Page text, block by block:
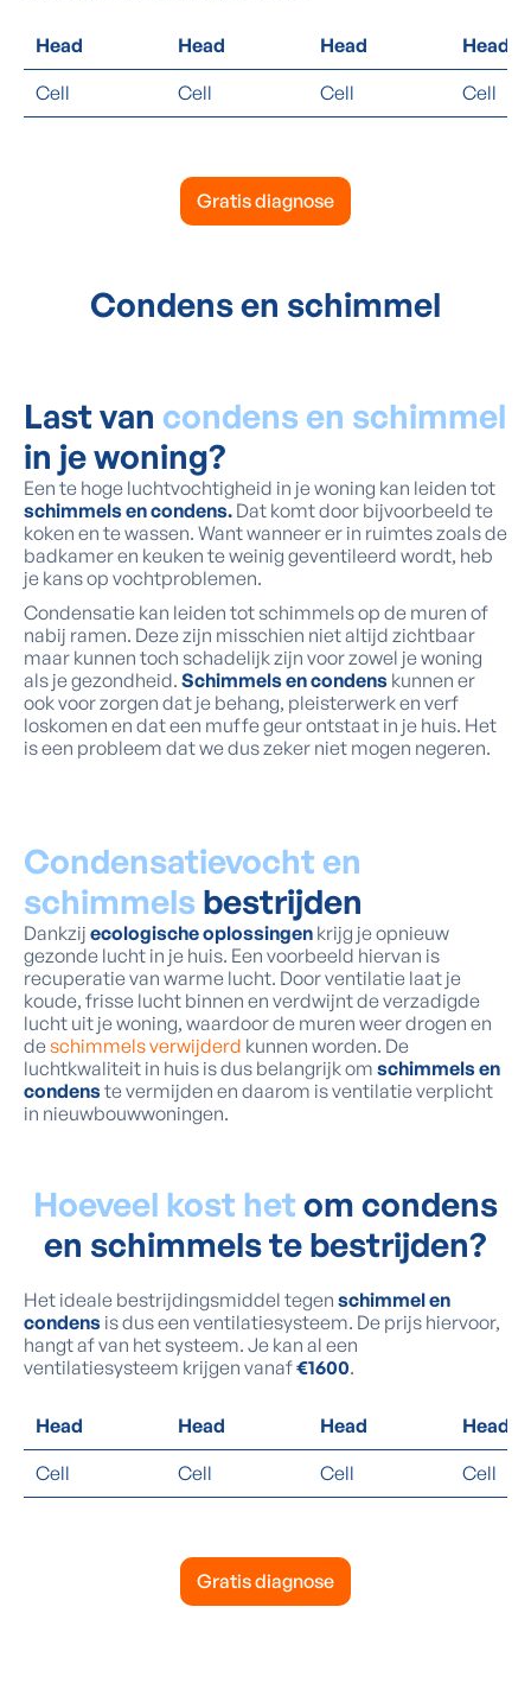
Head Head Head
Head
Cell
Cell Cell Cell
Gratis diagnose
Condens en schimmel
Last van condens en schimmel
in je woning?
Een te hoge luchtvochtigheid in je woning kan leiden tot
schimmels en condens. Dat komt door bijvoorbeeld te
koken en te wassen. Want wanneer er in ruimtes zoals de
badkamer en keuken te weinig geventileerd wordt, heb
je kans op vochtproblemen.
Condensatie kan leiden tot schimmels op de muren of
nabij ramen. Deze zijn misschien niet altijd zichtbaar
maar kunnen toch schadelijk zijn voor zowel je woning
als je gezondheid. Schimmels en condens kunnen er
ook voor zorgen dat je behang, pleisterwerk en verf
loskomen en dat een muffe geur ontstaat in je huis. Het
is een probleem dat we dus zeker niet mogen negeren.
Condensatievocht en
schimmels bestrijden
Dankzij ecologische oplossingen krijg je opnieuw
gezonde lucht in je huis. Een voorbeeld hiervan is
recuperatie van warme lucht. Door ventilatie laat je
koude, frisse lucht binnen en verdwijnt de verzadigde
lucht uit je woning, waardoor de muren weer drogen en
deschimmels verwijderd kunnen worden. De
luchtkwaliteit in huis is dus belangrijk om schimmels en
condenste vermijden en daarom is ventilatie verplicht
in nieuwbouwwoningen.
Hoeveel kost het om condens
en schimmels te bestrijden?
Het ideale bestrijdingsmiddel tegen schimmel en
condens is dus een ventilatiesysteem. De prijs hiervoor,
hangt af van het systeem. Je kan al een
ventilatiesysteem krijgen vanaf€1600.
Head Head Head
Head
Cell
Cell Cell Cell
Gratis diagnose